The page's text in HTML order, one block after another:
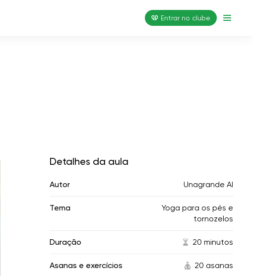
Entrar no clube
Detalhes da aula
Autor Unagrande AI
Tema
Yoga para os pés e
tornozelos
Duração 20 minutos
Asanas e exercícios 20 asanas